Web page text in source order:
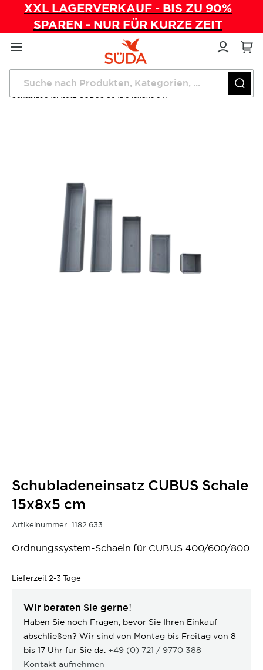
XXL LAGERVERKAUF - BIS ZU 90%
SPAREN - NUR FÜR KURZE ZEIT
Direkt
zum
Inhalt
Startseite Einrichtung
Geräte und Präparatewagen
Schubladeneinsatz CUBUS Schale 15x8x5 cm
Schubladeneinsatz CUBUS Schale
15x8x5 cm
Artikelnummer 1182.633
Ordnungssystem-Schaeln für CUBUS 400/600/800
Lieferzeit 2-3 Tage
Wir beraten Sie gerne!
Haben Sie noch Fragen, bevor Sie Ihren Einkauf
abschließen? Wir sind von Montag bis Freitag von 8
bis 17 Uhr für Sie da. +49 (0) 721 / 9770 388
Kontakt aufnehmen